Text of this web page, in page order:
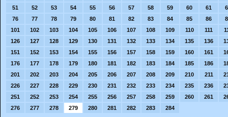
51
52 53 54 55 56 57 58 59 60 61
76
77 78 79 80 81 82 83 84 85 86
101
102 103 104 105 106 107 108 109 110 111
126
127 128 129 130 131 132 133 134 135 136
151
152 153 154 155 156 157 158 159 160 161
176
177 178 179 180 181 182 183 184 185 186
201
202 203 204 205 206 207 208 209 210 211
226
227 228 229 230 231 232 233 234 235 236
251
252 253 254 255 256 257 258 259 260 261
276
277 278 279 280 281 282 283 284